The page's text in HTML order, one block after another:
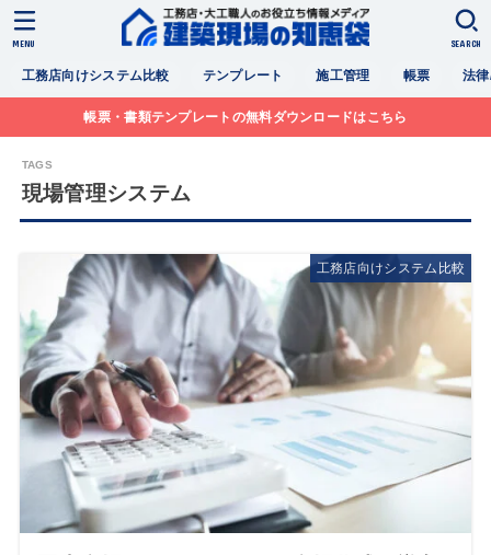
工務店向けシステム比較 テンプレート 施工管理 帳票 法
SEARCH
MENU
帳票・書類テンプレートの無料ダウンロードはこちら
現場管理システム
工務店向けシステム比較